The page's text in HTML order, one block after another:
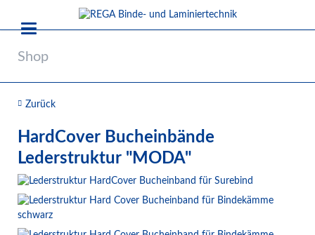
Shop
Zurück
HardCover Bucheinbände
Lederstruktur "MODA"